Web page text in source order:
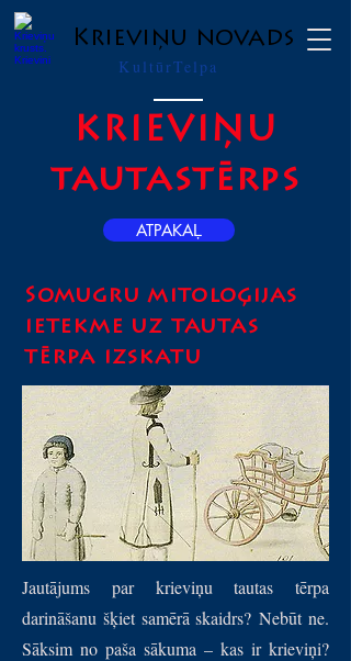
Krieviņu novads
KultūrTelpa
KRIEVIŅU
tautastērps
ATPAKAĻ
Somugru mitoloģijas
ietekme uz tautas
tērpa izskatu
Jautājums par krieviņu tautas tērpa
darināšanu šķiet samērā skaidrs? Nebūt ne.
Sāksim no paša sākuma – kas ir krieviņi?